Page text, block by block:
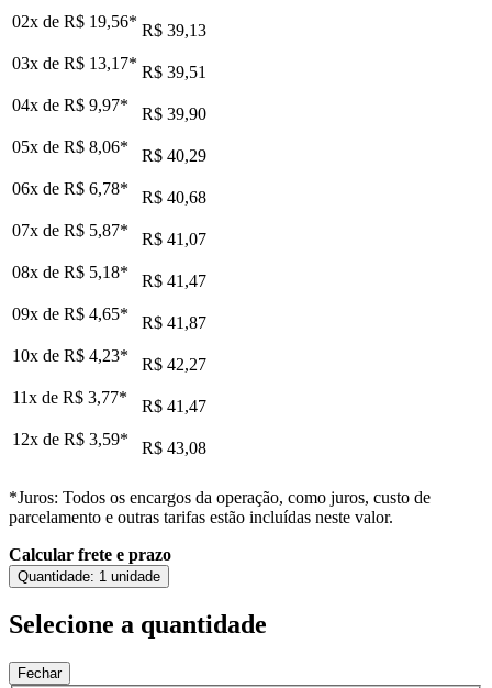
02x de R$ 19,56* R$ 39,13
03x de R$ 13,17* R$ 39,51
04x de R$ 9,97*
R$ 39,90
05x de R$ 8,06*
R$ 40,29
06x de R$ 6,78*
R$ 40,68
07x de R$ 5,87*
R$ 41,07
08x de R$ 5,18*
R$ 41,47
09x de R$ 4,65*
R$ 41,87
10x de R$ 4,23*
R$ 42,27
11x de R$ 3,77*
R$ 41,47
12x de R$ 3,59* R$ 43,08
*Juros: Todos os encargos da operação, como juros, custo de
parcelamento e outras tarifas estão incluídas neste valor.
Calcular frete e prazo
Quantidade: 1 unidade
Selecione a quantidade
Fechar